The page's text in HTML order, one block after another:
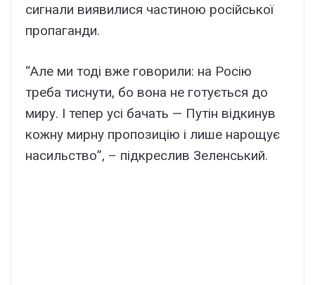
сигнали виявилися частиною російської
пропаганди.
“Але ми тоді вже говорили: на Росію
треба тиснути, бо вона не готується до
миру. І тепер усі бачать — Путін відкинув
кожну мирну пропозицію і лише нарощує
насильство”, – підкреслив Зеленський.